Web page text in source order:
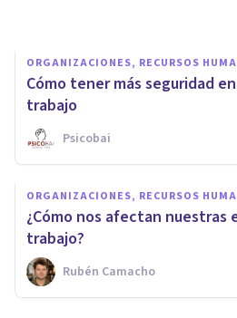
ORGANIZACIONES, RECURSOS
Cómo tener más seguridad
trabajo
Psicobai
ORGANIZACIONES, RECURSOS
¿Cómo nos afectan nuestras
trabajo?
Rubén Camacho
ORGANIZACIONES, RECURSOS
Cómo afrontar el
cambios
necesarios
Rubén Camacho